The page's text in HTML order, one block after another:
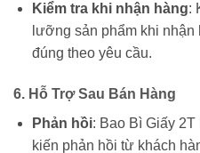
Kiểm tra khi nhận hàng:
lưỡng sản phẩm khi
đúng theo yêu cầu.
6. Hỗ Trợ Sau Bán Hàng
Phản hồi: Bao Bì Giấy
kiến phản hồi từ khách